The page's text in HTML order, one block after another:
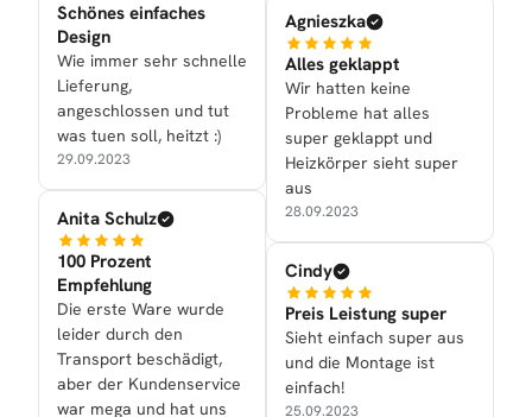
Schönes einfaches
Design
Wie immer sehr schnelle
Lieferung,
angeschlossen und tut
was tuen soll, heitzt :)
29.09.2023
Anita Schulz
100 Prozent
Empfehlung
Die erste Ware wurde
leider durch den
Transport beschädigt,
aber der Kundenservice
war mega und hat uns
Agnieszka
Alles geklappt
Wir hatten keine
Probleme hat alles
super geklappt und
Heizkörper sieht super
aus
28.09.2023
Cindy
Preis Leistung super
Sieht einfach super aus
und die Montage ist
einfach!
25.09.2023